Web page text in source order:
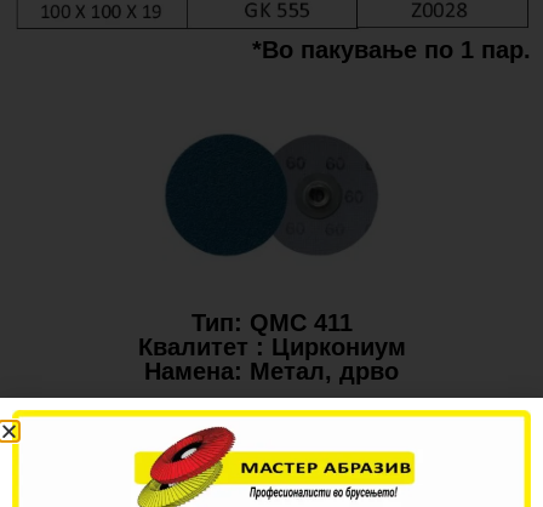
*Во пакување по 1 пар.
Тип: QMC 411
Квалитет : Циркониум
Намена: Метал, дрво
Дискови за брза и лесна
замена